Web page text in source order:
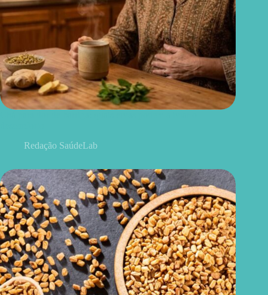
Redação SaúdeLab